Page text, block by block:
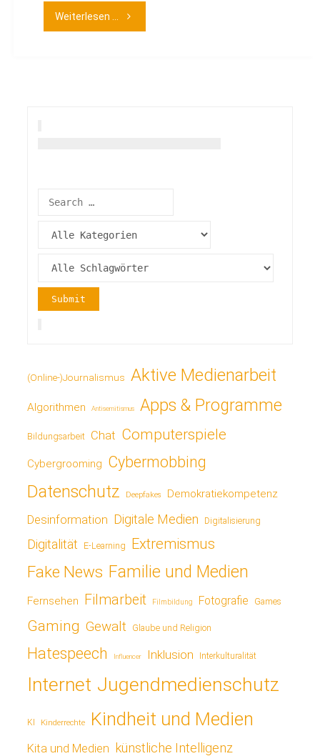
Weiterlesen ... "QueeResilience
(Online-)Journalismus Aktive Medienarbeit
Algorithmen Antisemitismus Apps & Programme
Bildungsarbeit Chat Computerspiele
Cybergrooming Cybermobbing
Datenschutz Deepfakes Demokratiekompetenz
Desinformation Digitale Medien Digitalisierung
Digitalität E-Learning Extremismus
Fake News Familie und Medien
Fernsehen Filmarbeit Filmbildung Fotografie Games
Gaming Gewalt Glaube und Religion
Hatespeech Influencer Inklusion Interkulturalität
Internet Jugendmedienschutz
KI Kinderrechte Kindheit und Medien
Kita und Medien künstliche Intelligenz